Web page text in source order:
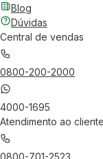
Blog
Dúvidas
Central de vendas
0800-200-2000
4000-1695
Atendimento ao cliente
0800-701-2523